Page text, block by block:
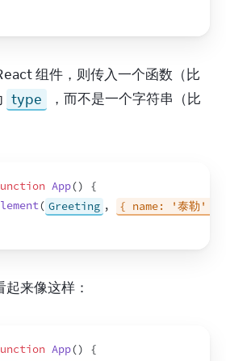
组件，则传入一个函数（比
type
，而不是一个字符串（比
App()
{
( Greeting , { name: '泰勒' }
来像这样：
App()
{